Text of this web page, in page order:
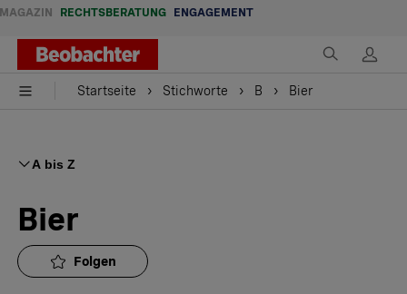
MAGAZIN RECHTSBERATUNG ENGAGEMENT
Startseite Stichworte B Bier
A bis Z
Bier
Folgen